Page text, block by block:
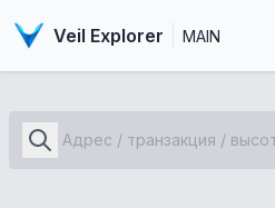
Veil Explorer MAIN